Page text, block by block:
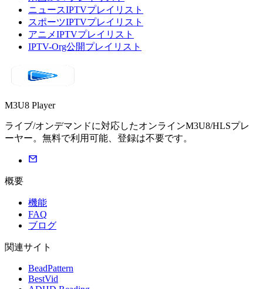
ニュースIPTVプレイリスト
スポーツIPTVプレイリスト
アニメIPTVプレイリスト
IPTV-Org公開プレイリスト
M3U8 Player
ライブ/オンデマンドに対応したオンラインM3U8/HLSプレ
ーヤー。無料で利用可能、登録は不要です。
概要
機能
FAQ
ブログ
関連サイト
BeadPattern
BestVid